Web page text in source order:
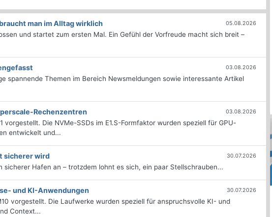
man im Alltag wirklich 05.08.2026
und startet zum ersten Mal. Ein Gefühl der Vorfreude macht sich breit –
03.08.2026
spannende Themen im Bereich Newsmeldungen sowie interessante Artikel
Rechenzentren 03.08.2026
vorgestellt. Die NVMe-SSDs im E1.S-Formfaktor wurden speziell für GPU-
entwickelt und...
sicherer wird 30.07.2026
Hafen an – trotzdem lohnt es sich, ein paar Stellschrauben...
und KI-Anwendungen 30.07.2026
vorgestellt. Die Laufwerke wurden speziell für anspruchsvolle KI- und
Context...